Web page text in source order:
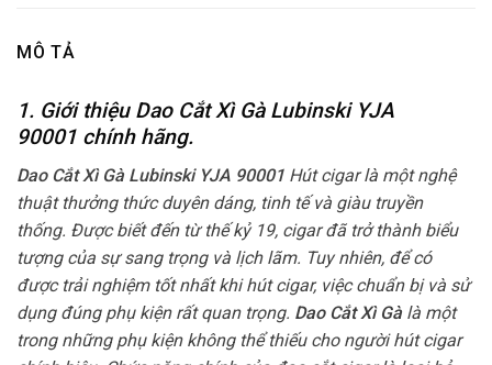
MÔ TẢ
1. Giới thiệu Dao Cắt Xì Gà Lubinski YJA
90001 chính hãng.
Dao Cắt Xì Gà Lubinski YJA 90001 Hút cigar là một nghệ
thuật thưởng thức duyên dáng, tinh tế và giàu truyền
thống. Được biết đến từ thế kỷ 19, cigar đã trở thành biểu
tượng của sự sang trọng và lịch lãm. Tuy nhiên, để có
được trải nghiệm tốt nhất khi hút cigar, việc chuẩn bị và sử
dụng đúng phụ kiện rất quan trọng. Dao Cắt Xì Gàlà một
trong những phụ kiện không thể thiếu cho người hút cigar